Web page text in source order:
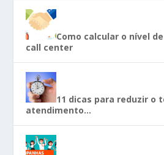
Como calcular o nível
call center
11 dicas para reduzir o
atendimento…